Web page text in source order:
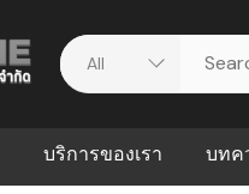
บริการของเรา บทค